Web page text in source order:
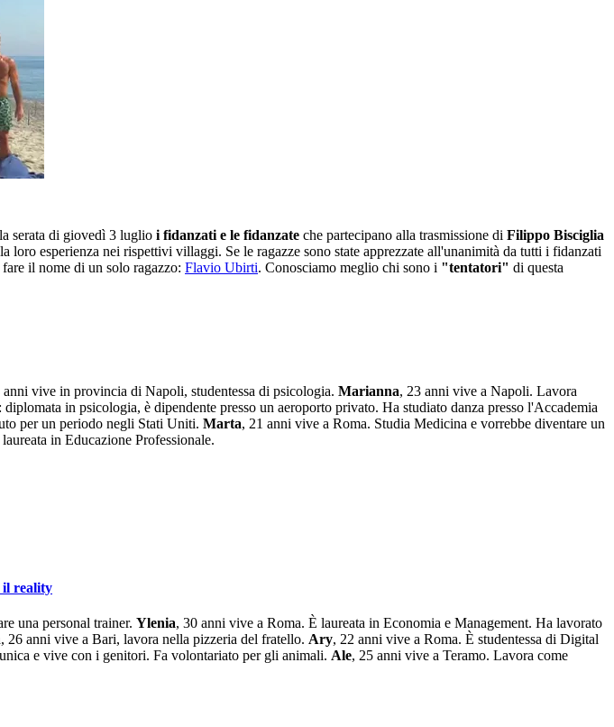
serata di giovedì 3 luglio i fidanzati e le fidanzate che partecipano alla trasmissione di Filippo Bisciglia
esperienza nei rispettivi villaggi. Se le ragazze sono state apprezzate all'unanimità da tutti i fidanzati
il nome di un solo ragazzo: Flavio Ubirti. Conosciamo meglio chi sono i "tentatori" di questa
anni vive in provincia di Napoli, studentessa di psicologia. Marianna, 23 anni vive a Napoli. Lavora
in psicologia, è dipendente presso un aeroporto privato. Ha studiato danza presso l'Accademia
per un periodo negli Stati Uniti. Marta, 21 anni vive a Roma. Studia Medicina e vorrebbe diventare un
in Educazione Professionale.
il reality
una personal trainer. Ylenia, 30 anni vive a Roma. È laureata in Economia e Management. Ha lavorato
26 anni vive a Bari, lavora nella pizzeria del fratello. Ary, 22 anni vive a Roma. È studentessa di Digital
e vive con i genitori. Fa volontariato per gli animali. Ale, 25 anni vive a Teramo. Lavora come